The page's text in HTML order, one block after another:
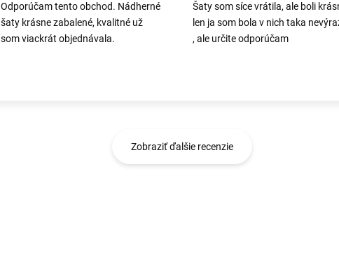
Odporúčam tento obchod. Nádherné
šaty krásne zabalené, kvalitné už
som viackrát objednávala.
Šaty som síce vrátila, ale boli
len ja som bola v nich taka
, ale určite odporúčam
Zobraziť ďalšie recenzie